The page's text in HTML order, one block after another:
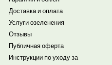
Доставка и оплата
Услуги озеленения
Отзывы
Публичная оферта
Инструкции по уходу за